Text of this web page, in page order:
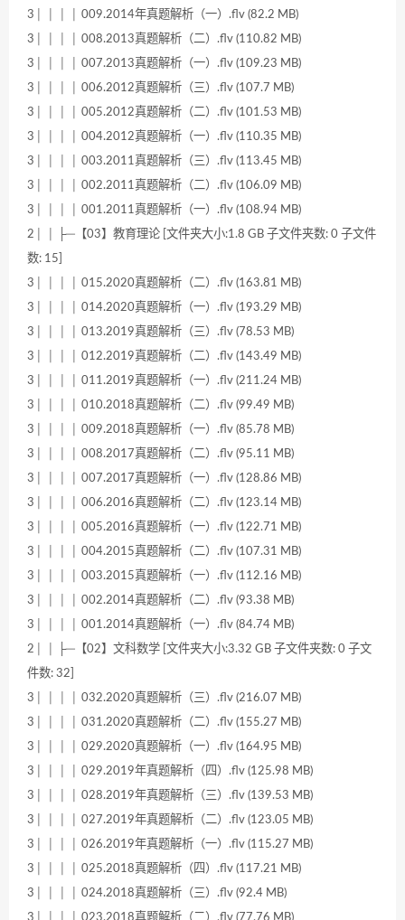
3│ │ │ │ 009.2014年真题解析（一）.flv (82.2 MB)
3│ │ │ │ 008.2013真题解析（二）.flv (110.82 MB)
3│ │ │ │ 007.2013真题解析（一）.flv (109.23 MB)
3│ │ │ │ 006.2012真题解析（三）.flv (107.7 MB)
3│ │ │ │ 005.2012真题解析（二）.flv (101.53 MB)
3│ │ │ │ 004.2012真题解析（一）.flv (110.35 MB)
3│ │ │ │ 003.2011真题解析（三）.flv (113.45 MB)
3│ │ │ │ 002.2011真题解析（二）.flv (106.09 MB)
3│ │ │ │ 001.2011真题解析（一）.flv (108.94 MB)
2│ │ ├─【03】教育理论 [文件夹大小:1.8 GB 子文件夹数: 0 子文件
数: 15]
3│ │ │ │ 015.2020真题解析（二）.flv (163.81 MB)
3│ │ │ │ 014.2020真题解析（一）.flv (193.29 MB)
3│ │ │ │ 013.2019真题解析（三）.flv (78.53 MB)
3│ │ │ │ 012.2019真题解析（二）.flv (143.49 MB)
3│ │ │ │ 011.2019真题解析（一）.flv (211.24 MB)
3│ │ │ │ 010.2018真题解析（二）.flv (99.49 MB)
3│ │ │ │ 009.2018真题解析（一）.flv (85.78 MB)
3│ │ │ │ 008.2017真题解析（二）.flv (95.11 MB)
3│ │ │ │ 007.2017真题解析（一）.flv (128.86 MB)
3│ │ │ │ 006.2016真题解析（二）.flv (123.14 MB)
3│ │ │ │ 005.2016真题解析（一）.flv (122.71 MB)
3│ │ │ │ 004.2015真题解析（二）.flv (107.31 MB)
3│ │ │ │ 003.2015真题解析（一）.flv (112.16 MB)
3│ │ │ │ 002.2014真题解析（二）.flv (93.38 MB)
3│ │ │ │ 001.2014真题解析（一）.flv (84.74 MB)
2│ │ ├─【02】文科数学 [文件夹大小:3.32 GB 子文件夹数: 0 子文
件数: 32]
3│ │ │ │ 032.2020真题解析（三）.flv (216.07 MB)
3│ │ │ │ 031.2020真题解析（二）.flv (155.27 MB)
3│ │ │ │ 029.2020真题解析（一）.flv (164.95 MB)
3│ │ │ │ 029.2019年真题解析（四）.flv (125.98 MB)
3│ │ │ │ 028.2019年真题解析（三）.flv (139.53 MB)
3│ │ │ │ 027.2019年真题解析（二）.flv (123.05 MB)
3│ │ │ │ 026.2019年真题解析（一）.flv (115.27 MB)
3│ │ │ │ 025.2018真题解析（四）.flv (117.21 MB)
3│ │ │ │ 024.2018真题解析（三）.flv (92.4 MB)
3│ │ │ │ 023.2018真题解析（二）.flv (77.76 MB)